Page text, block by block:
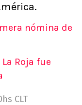
nómina de
Roja fue
CLT